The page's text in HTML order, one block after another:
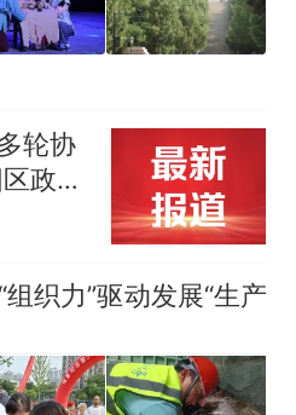
轮协
政协
”助仁
织力”驱动发展“生产